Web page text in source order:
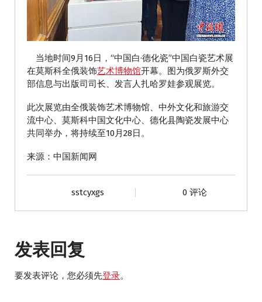
当地时间9月16日，“中国白·德化瓷”中国白瓷艺术展
在莫斯科全俄装饰艺术博物馆开幕。图为俄罗斯外交
部信息与出版司司长、发言人扎哈罗娃参观展览。
此次展览由全俄装饰艺术博物馆、中外文化和旅游交
流中心、莫斯科中国文化中心、德化县陶瓷发展中心
共同举办，将持续至10月28日。
来源：中国新闻网
sstcyxgs 0 评论
发表回复
要发表评论，您必须先登录。